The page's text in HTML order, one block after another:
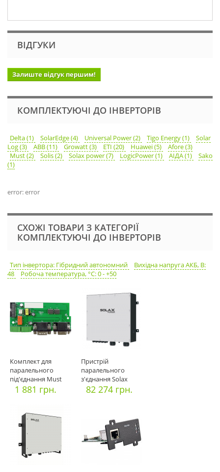
ВІДГУКИ
Залиште відгук першим!
КОМПЛЕКТУЮЧІ ДО ІНВЕРТОРІВ
Delta (1) SolarEdge (4) Universal Power (2) Tigo Energy (1)
Solar
Log (3)
ABB (11) Growatt (3) ETI (20) Huawei (5)
Afore (3)
Must (2)
Solis (2) Solax power (7) LogicPower (1) АІДА (1)
Sako
(1)
error: error
СХОЖІ ТОВАРИ З КАТЕГОРІЇ
КОМПЛЕКТУЮЧІ ДО ІНВЕРТОРІВ
Тип інвертора: Гібридний автономний
Вихідна напруга АКБ, В:
48
Робоча температура, °C: 0 - +50
Комплект для
паралельного
під'єднання Must
parallel kit
1 881 грн.
Пристрій
паралельного
з'єднання Solax
Power X3-EPS Parallel
82 274 грн.